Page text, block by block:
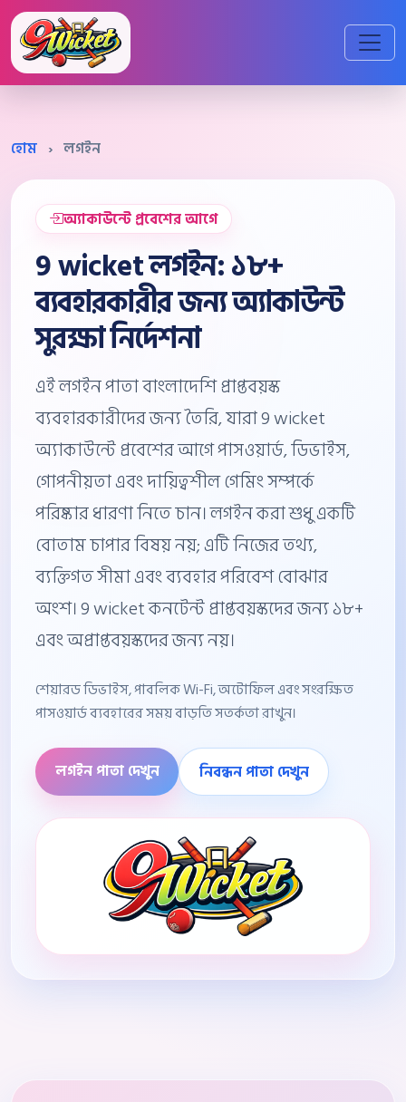
হোম › লগইন
অ্যাকাউন্টে প্রবেশের আগে
9 wicket লগইন: ১৮+
ব্যবহারকারীর জন্য অ্যাকাউন্ট
সুরক্ষা নির্দেশনা
এই লগইন পাতা বাংলাদেশি প্রাপ্তবয়স্ক
ব্যবহারকারীদের জন্য তৈরি, যারা 9 wicket
অ্যাকাউন্টে প্রবেশের আগে পাসওয়ার্ড, ডিভাইস,
গোপনীয়তা এবং দায়িত্বশীল গেমিং সম্পর্কে
পরিষ্কার ধারণা নিতে চান। লগইন করা শুধু একটি
বোতাম চাপার বিষয় নয়; এটি নিজের তথ্য,
ব্যক্তিগত সীমা এবং ব্যবহার পরিবেশ বোঝার
অংশ। 9 wicket কনটেন্ট প্রাপ্তবয়স্কদের জন্য ১৮+
এবং অপ্রাপ্তবয়স্কদের জন্য নয়।
শেয়ারড ডিভাইস, পাবলিক Wi-Fi, অটোফিল এবং সংরক্ষিত
পাসওয়ার্ড ব্যবহারের সময় বাড়তি সতর্কতা রাখুন।
লগইন পাতা দেখুন নিবন্ধন পাতা দেখুন